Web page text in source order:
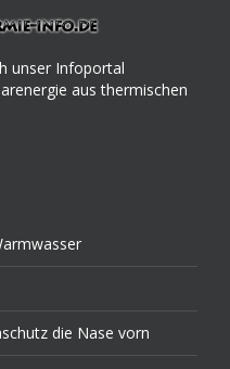
unser Infoportal
aus thermischen
die Nase vorn